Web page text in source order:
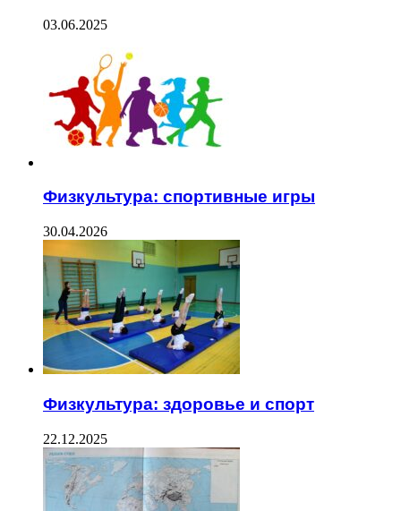
03.06.2025
Физкультура: спортивные игры
30.04.2026
Физкультура: здоровье и спорт
22.12.2025